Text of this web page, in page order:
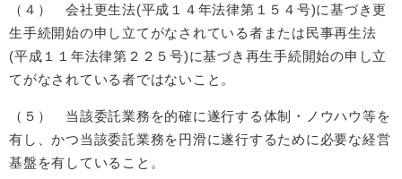
（４） 会社更生法(平成１４年法律第１５４号)に基づき更
生手続開始の申し立てがなされている者または民事再生法
(平成１１年法律第２２５号)に基づき再生手続開始の申し立
てがなされている者ではないこと。
（５） 当該委託業務を的確に遂行する体制・ノウハウ等を
有し、かつ当該委託業務を円滑に遂行するために必要な経営
基盤を有していること。